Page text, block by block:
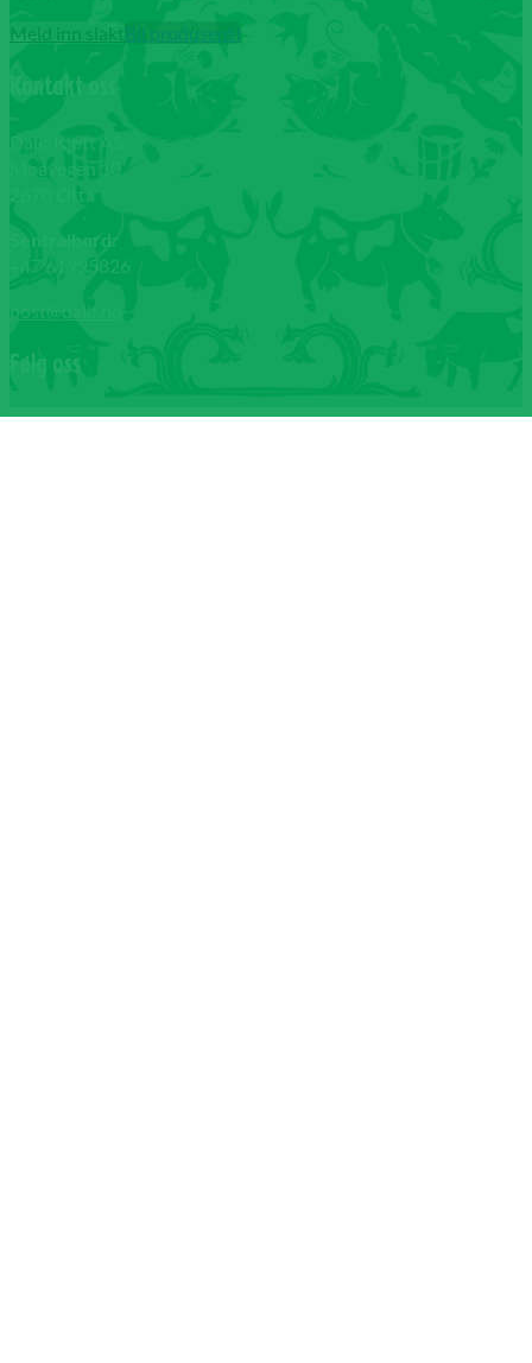
Meld inn slaktBli produsent!
Kontakt oss
Dalir Kjøtt AS
Moavegen 10
2670 Otta
Sentralbord:
+47 61995826
post@dalir.no
Følg oss